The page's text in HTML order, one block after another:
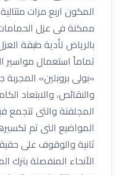
المكون اربع مرات
ممكنة فى عزل
بالرياض تأدية طبقة
تماماً استعمال مواسير
«بولى بروبلين»
والنقائص، والابتعاد
المجلفنة والتى تتجمع
المواضيع التى تم
ثانية والوقوف على
الأنحاء المنفصلة بترك